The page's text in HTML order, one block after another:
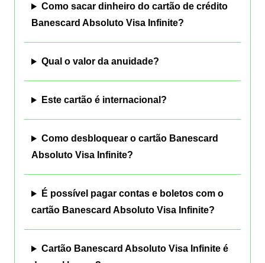
Como sacar dinheiro do cartão de crédito
Banescard Absoluto Visa Infinite?
Qual o valor da anuidade?
Este cartão é internacional?
Como desbloquear o cartão Banescard
Absoluto Visa Infinite?
É possível pagar contas e boletos com o
cartão Banescard Absoluto Visa Infinite?
Cartão Banescard Absoluto Visa Infinite é